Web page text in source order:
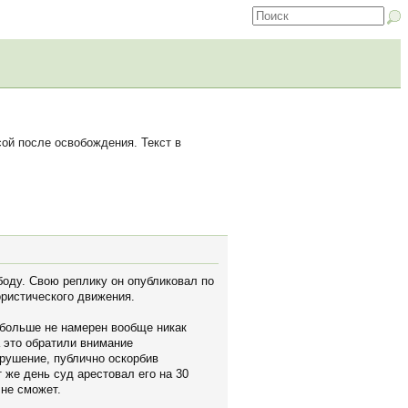
после освобождения. Текст в
Свою реплику он опубликовал по
движения.
не намерен вообще никак
обратили внимание
публично оскорбив
день суд арестовал его на 30
сможет.